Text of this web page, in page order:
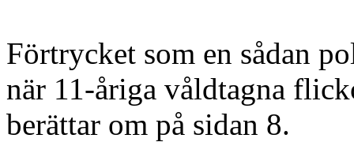
Förtrycket som en sådan
när 11-åriga våldtagna
berättar om på sidan 8.